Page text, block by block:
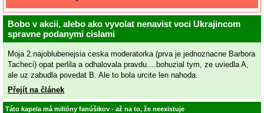
Bobo v akcii, alebo ako vyvolat nenavist voci Ukrajincom
spravne podanymi cislami
Moja 2.najoblubenejsia ceska moderatorka (prva je jednoznacne Barbora
Tacheci) opat perlila a odhalovala pravdu....bohuzial tym, ze uviedla A,
ale uz zabudla povedat B. Ale to bola urcite len nahoda.
Přejít na článek
Táto kapela má milióny fanúšikov - až na to, že neexistuje